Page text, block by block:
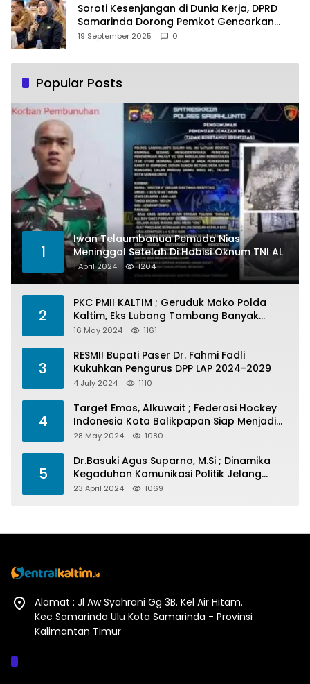
Soroti Kesenjangan di Dunia Kerja, DPRD
Samarinda Dorong Pemkot Gencarkan
Pemberdayaan Perempuan
19 September 2025 0
Popular Posts
1
Iwan Telaumbanua Pemuda Nias
Meninggal Setelah Di Habisi Oknum TNI AL
1 April 2024 1204
2
PKC PMII KALTIM ; Geruduk Mako Polda
Kaltim, Eks Lubang Tambang Banyak
Menelan Korban
16 May 2024 1161
3
RESMI! Bupati Paser Dr. Fahmi Fadli
Kukuhkan Pengurus DPP LAP 2024-2029
4 July 2024 1110
4
Target Emas, Alkuwait ; Federasi Hockey
Indonesia Kota Balikpapan Siap Menjadi
Barometer Prestasi Di Kaltim
28 May 2024 1080
5
Dr.Basuki Agus Suparno, M.Si ; Dinamika
Kegaduhan Komunikasi Politik Jelang
Pesta Politik 2024
23 April 2024 1069
Alamat : Jl Aw Syahrani Gg 3B. Kel Air Hitam.
Kec Samarinda Ulu Kota Samarinda - Provinsi
Kalimantan Timur